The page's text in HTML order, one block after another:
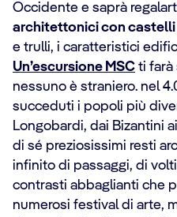
Occidente e saprà
architettonici con
e trulli, i caratteristici
Un’escursione MSC ti farà
nessuno è straniero. nel
succeduti i popoli più
Longobardi, dai Bizantini
di sé preziosissimi resti
infinito di passaggi, di
contrasti abbaglianti che
numerosi festival di arte,